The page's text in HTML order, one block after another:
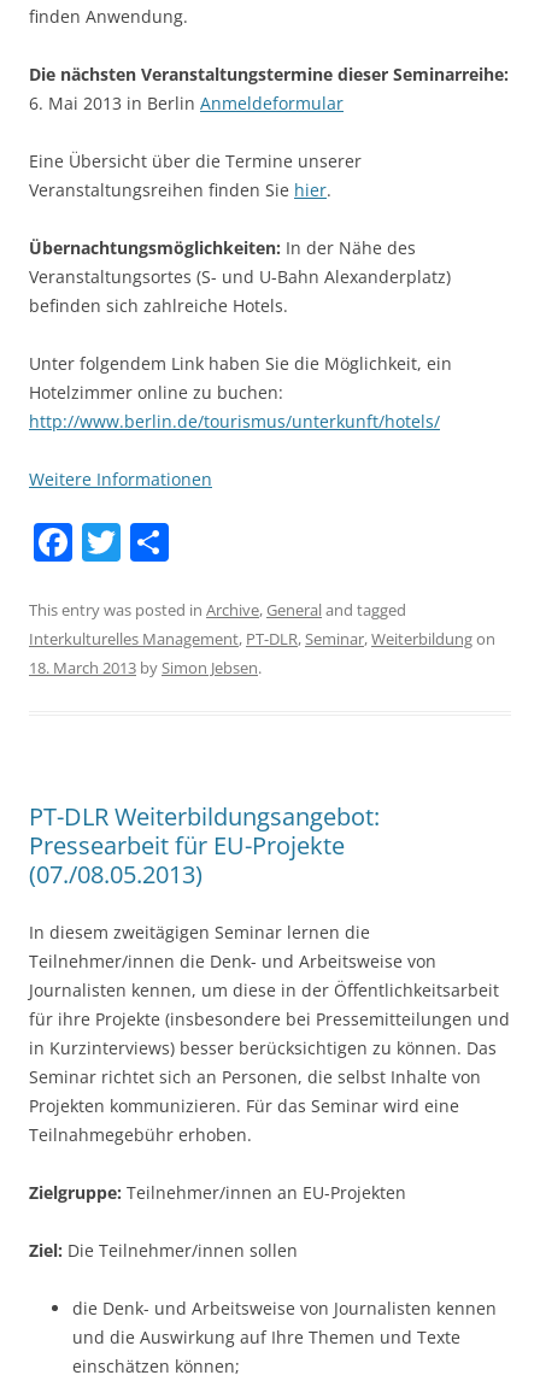
finden Anwendung.
Die nächsten Veranstaltungstermine dieser Seminarreihe:
6. Mai 2013 in Berlin Anmeldeformular
Eine Übersicht über die Termine unserer
Veranstaltungsreihen finden Sie hier.
Übernachtungsmöglichkeiten: In der Nähe des
Veranstaltungsortes (S- und U-Bahn Alexanderplatz)
befinden sich zahlreiche Hotels.
Unter folgendem Link haben Sie die Möglichkeit, ein
Hotelzimmer online zu buchen:
http://www.berlin.de/tourismus/unterkunft/hotels/
Weitere Informationen
F
c
e
k
T
itt
er
ar
e
This entry was posted in Archive,Generaland tagged
Interkulturelles Management, PT-DLR,Seminar,Weiterbildungon
18. March 2013 bySimon Jebsen.
PT-DLR Weiterbildungsangebot:
Pressearbeit für EU-Projekte
(07./08.05.2013)
In diesem zweitägigen Seminar lernen die
Teilnehmer/innen die Denk- und Arbeitsweise von
Journalisten kennen, um diese in der Öffentlichkeitsarbeit
für ihre Projekte (insbesondere bei Pressemitteilungen und
in Kurzinterviews) besser berücksichtigen zu können. Das
Seminar richtet sich an Personen, die selbst Inhalte von
Projekten kommunizieren. Für das Seminar wird eine
Teilnahmegebühr erhoben.
Zielgruppe: Teilnehmer/innen an EU-Projekten
Ziel: Die Teilnehmer/innen sollen
die Denk- und Arbeitsweise von Journalisten kennen
und die Auswirkung auf Ihre Themen und Texte
einschätzen können;